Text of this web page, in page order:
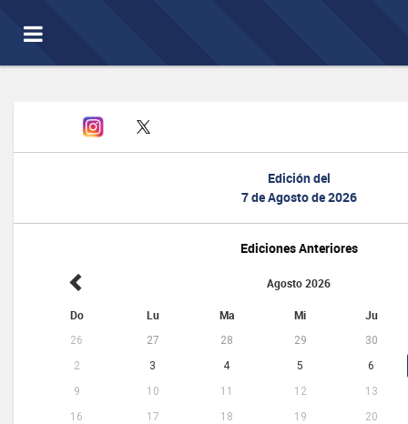
Toggle
navigation
Edición del
7 de Agosto de 2026
Ediciones Anteriores
Agosto 2026
Do Lu Ma Mi Ju
26 27 28 29
30
2
3 4 5
6
9
10 11 12
13
16
17 18 19
20